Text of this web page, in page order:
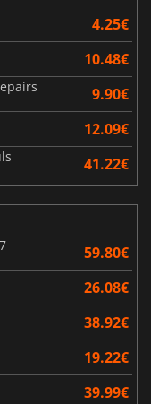
4.25€
10.48€
9.90€
12.09€
41.22€
59.80€
26.08€
38.92€
19.22€
39.99€